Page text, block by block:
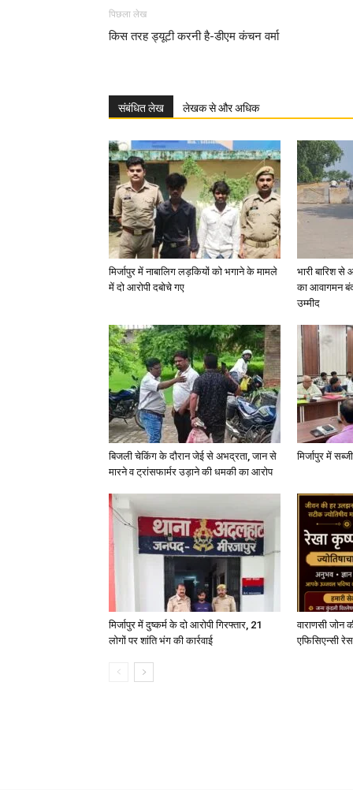
पिछला लेख
किस तरह ड्यूटी करनी है-डीएम कंचन वर्मा
संबंधित लेख लेखक से और अधिक
मिर्जापुर में नाबालिग लड़कियों को भगाने के मामले
में दो आरोपी दबोचे गए
भारी बारिश से
का आवागमन
उम्मीद
बिजली चेकिंग के दौरान जेई से अभद्रता, जान से
मारने व ट्रांसफार्मर उड़ाने की धमकी का आरोप
मिर्जापुर में
मिर्जापुर में दुष्कर्म के दो आरोपी गिरफ्तार, 21
लोगों पर शांति भंग की कार्रवाई
वाराणसी जोन
एफिसिएन्सी रेस